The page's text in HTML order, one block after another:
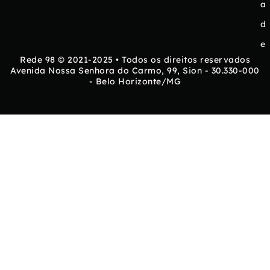
a
d
e
Rede 98 © 2021-2025 • Todos os direitos reservados
Avenida Nossa Senhora do Carmo, 99, Sion - 30.330-000
- Belo Horizonte/MG